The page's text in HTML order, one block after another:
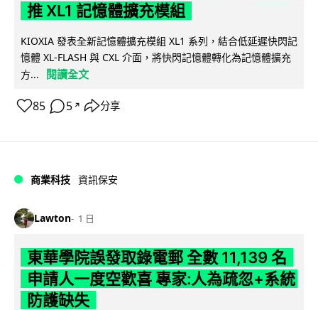
推 XL1 記憶體擴充模組
KIOXIA 發表全新記憶體擴充模組 XL1 系列，結合低延遲快閃記
憶體 XL-FLASH 與 CXL 介面，將快閃記憶體轉化為記憶體擴充
方...
閱讀全文
85 5 ↗ 分享
商業科技 資訊保安
Lawton 1 日
東華學院誤發取錄電郵 全數 11,139 名
申請人一度空歡喜 專家:人為疏忽+系統
防護缺失